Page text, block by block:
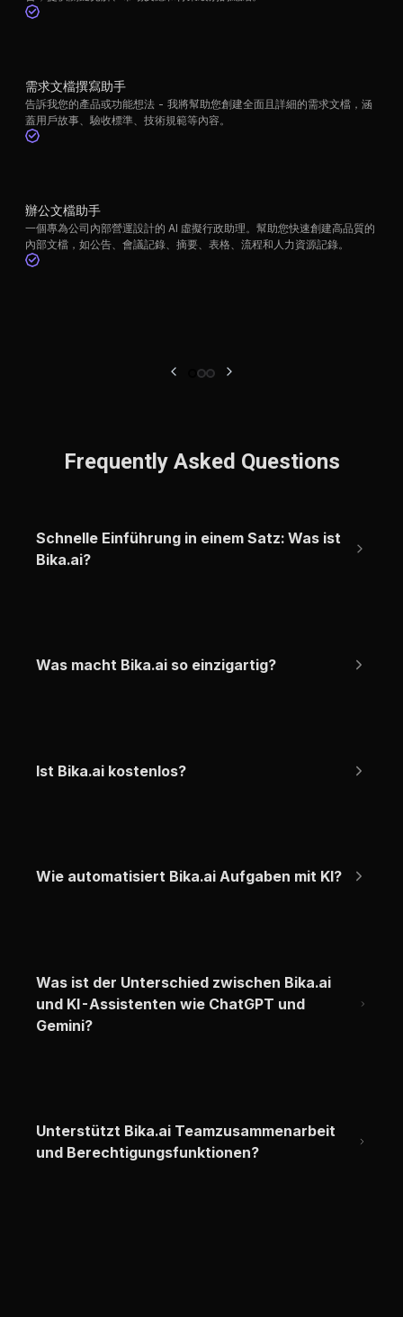
需求文檔撰寫助手
告訴我您的產品或功能想法 - 我將幫助您創建全面且詳細的需求文檔，涵
蓋用戶故事、驗收標準、技術規範等內容。
辦公文檔助手
一個專為公司內部營運設計的 AI 虛擬行政助理。幫助您快速創建高品質的
內部文檔，如公告、會議記錄、摘要、表格、流程和人力資源記錄。
Frequently Asked Questions
Schnelle Einführung in einem Satz: Was ist
Bika.ai?
Was macht Bika.ai so einzigartig?
Ist Bika.ai kostenlos?
Wie automatisiert Bika.ai Aufgaben mit KI?
Was ist der Unterschied zwischen Bika.ai
und KI-Assistenten wie ChatGPT und
Gemini?
Unterstützt Bika.ai Teamzusammenarbeit
und Berechtigungsfunktionen?